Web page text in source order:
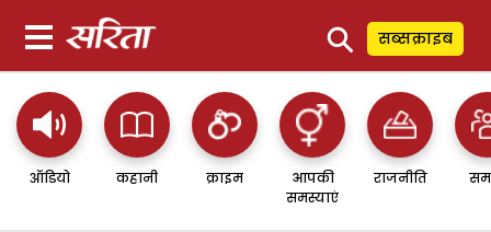
⚲ सब्सक्राइब
ऑडियो कहानी क्राइम
आपकी
समस्याएं
राजनीति